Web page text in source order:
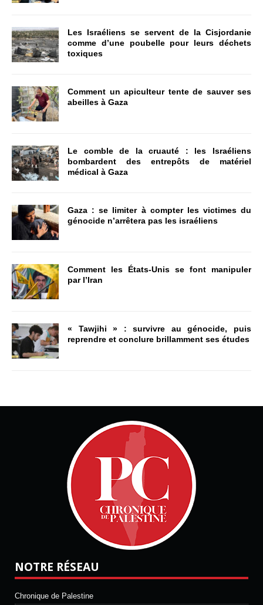
Les Israéliens se servent de la Cisjordanie
comme d’une poubelle pour leurs déchets
toxiques
Comment un apiculteur tente de sauver ses
abeilles à Gaza
Le comble de la cruauté : les Israéliens
bombardent des entrepôts de matériel
médical à Gaza
Gaza : se limiter à compter les victimes du
génocide n’arrêtera pas les israéliens
Comment les États-Unis se font manipuler
par l’Iran
« Tawjihi » : survivre au génocide, puis
reprendre et conclure brillamment ses études
NOTRE RÉSEAU
Chronique de Palestine